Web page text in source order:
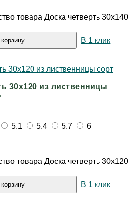
товара Доска четверть
В 1 клик
30х120 из лиственницы
5.1 5.4 5.7
6
товара Доска четверть
В 1 клик